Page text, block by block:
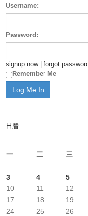
Username:
Password:
signup now| forgot
Remember Me
日曆
一
二 三
3
4 5
10
11 12
17
18 19
24
25 26